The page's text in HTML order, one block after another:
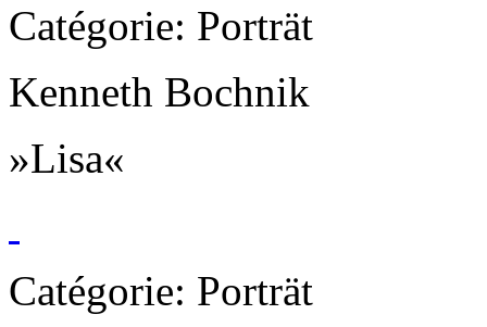
Catégorie: Porträt
Kenneth Bochnik
»Lisa«
Catégorie: Porträt